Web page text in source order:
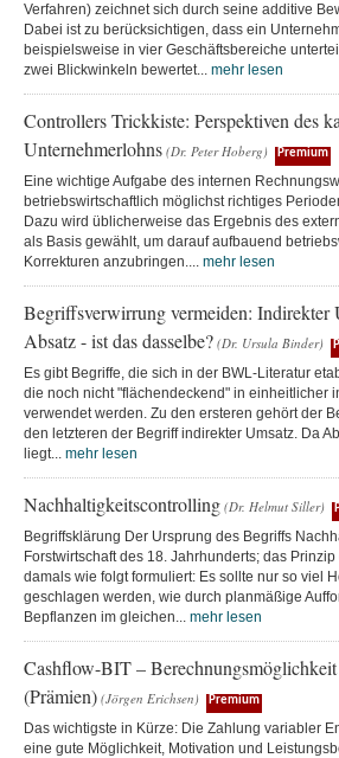
Verfahren) zeichnet sich durch seine additive
Dabei ist zu berücksichtigen, dass ein
beispielsweise in vier Geschäftsbereiche
zwei Blickwinkeln bewertet... mehr lesen
Controllers Trickkiste: Perspektiven des
Unternehmerlohns (Dr. Peter Hoberg) Premium
Eine wichtige Aufgabe des internen
betriebswirtschaftlich möglichst richtiges
Dazu wird üblicherweise das Ergebnis des
als Basis gewählt, um darauf aufbauend
Korrekturen anzubringen.... mehr lesen
Begriffsverwirrung vermeiden: Indirekter
Absatz - ist das dasselbe? (Dr. Ursula Binder)
Es gibt Begriffe, die sich in der BWL-Literatur
die noch nicht "flächendeckend" in einheitlicher
verwendet werden. Zu den ersteren gehört der
den letzteren der Begriff indirekter Umsatz. Da
liegt... mehr lesen
Nachhaltigkeitscontrolling (Dr. Helmut Siller)
Begriffsklärung Der Ursprung des Begriffs
Forstwirtschaft des 18. Jahrhunderts; das
damals wie folgt formuliert: Es sollte nur so viel
geschlagen werden, wie durch planmäßige
Bepflanzen im gleichen... mehr lesen
Cashflow-BIT –
(Prämien) (Jörgen Erichsen) Premium
Das wichtigste in Kürze: Die Zahlung variabler
eine gute Möglichkeit, Motivation und